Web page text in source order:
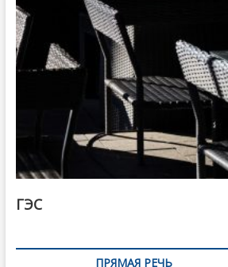
ГЭС
ПРЯМАЯ РЕЧЬ